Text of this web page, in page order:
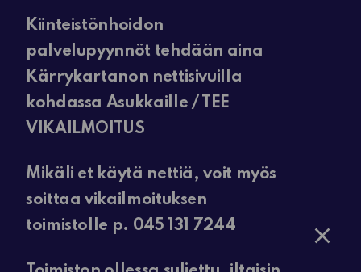
Kiinteistönhoidon
palvelupyynnöt tehdään aina
Kärrykartanon nettisivuilla
kohdassa Asukkaille / TEE
VIKAILMOITUS
Mikäli et käytä nettiä, voit myös
soittaa vikailmoituksen
toimistolle p. 045 131 7244